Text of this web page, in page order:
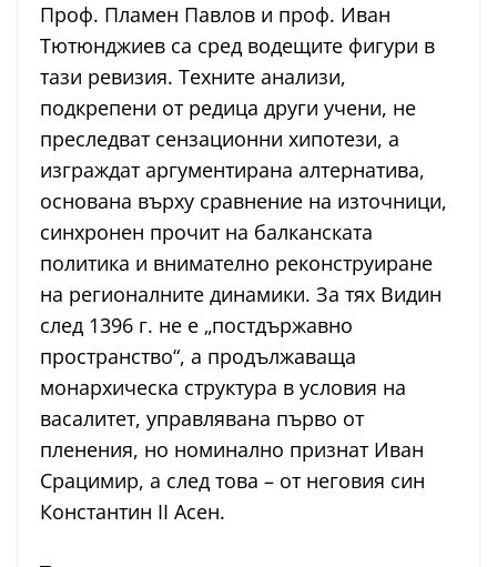
Проф. Пламен Павлов и проф. Иван
Тютюнджиев са сред водещите фигури в
тази ревизия. Техните анализи,
подкрепени от редица други учени, не
преследват сензационни хипотези, а
изграждат аргументирана алтернатива,
основана върху сравнение на източници,
синхронен прочит на балканската
политика и внимателно реконструиране
на регионалните динамики. За тях Видин
след 1396 г. не е „постдържавно
пространство“, а продължаваща
монархическа структура в условия на
васалитет, управлявана първо от
пленения, но номинално признат Иван
Срацимир, а след това – от неговия син
Константин II Асен.